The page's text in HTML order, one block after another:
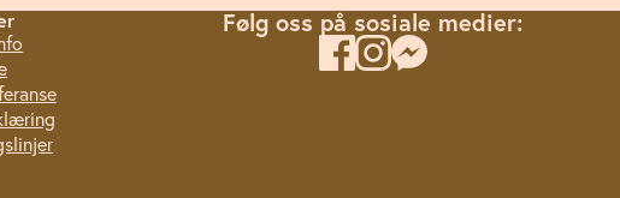
Følg oss på sosiale medier: